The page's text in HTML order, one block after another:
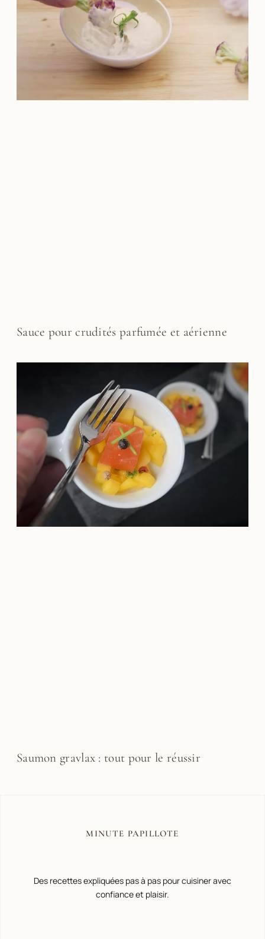
Sauce pour crudités parfumée et aérienne
Saumon gravlax : tout pour le réussir
MINUTE PAPILLOTE
Des recettes expliquées pas à pas pour cuisiner avec
confiance et plaisir.